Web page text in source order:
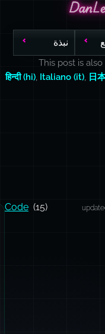
نبذة
This post is
हिन्दी (hi), Italiano (it), 日
Code (15)